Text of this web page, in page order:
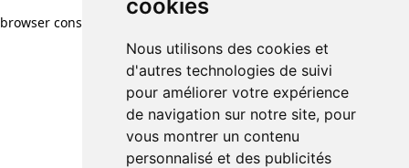
cookies
Nous utilisons des cookies et
d'autres technologies de suivi
pour améliorer votre expérience
de navigation sur notre site, pour
vous montrer un contenu
personnalisé et des publicités
browser console for more information)